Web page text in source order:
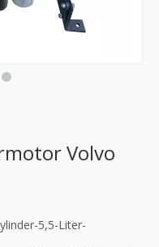
Volvo
5,5-Liter-